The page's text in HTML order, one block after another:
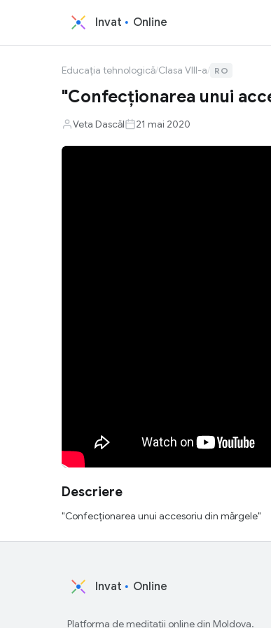
Invat Online
Educația tehnologică/Clasa VIII-a/ RO
"Confecționarea unui
Veta Dascăl 21 mai 2020
Descriere
"Confecționarea unui accesoriu din mărgele"
Invat Online
Platforma de meditații online din Moldova.